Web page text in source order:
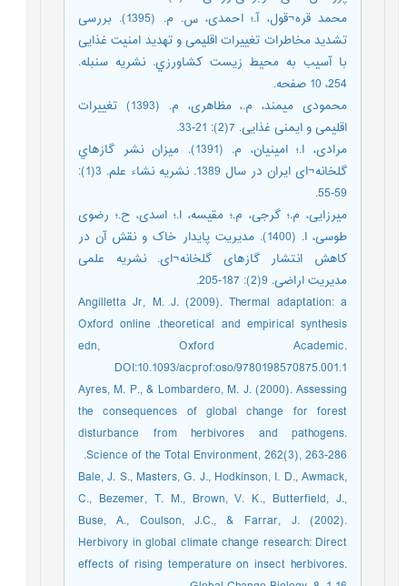
محمد قره¬قول، آ.؛ احمدی، س. م. (1395). بررسی
تشديد مخاطرات تغييرات اقليمی و تهديد امنيت غذايی
با آسيب به محيط زيست كشاورزي. نشریه سنبله.
254، 10 صفحه.
محمودی میمند، م.، مظاهری، م. (1393) تغییرات
اقلیمی و ایمنی غذایی. 7(2): 21-33.
مرادی، ا.؛ امینیان، م. (1391). میزان نشر گازهاي
گلخانه¬ای ايران در سال 1389. نشریه نشاء علم. 3(1):
59-55.
میرزایی، م.؛ گرجی، م.؛ مقیسه، ا.؛ اسدی، ح.؛ رضوی
طوسی، ا. (1400). مدیریت پایدار خاک و نقش آن در
کاهش انتشار گازهای گلخانه¬ای. نشریه علمی
مدیریت اراضی. 9(2): 187-205.
Angilletta Jr, M. J. (2009). Thermal adaptation: a
theoretical and empirical synthesis.‏ Oxford online
edn, Oxford Academic.
DOI:10.1093/acprof:oso/9780198570875.001.1
Ayres, M. P., & Lombardero, M. J. (2000). Assessing
the consequences of global change for forest
disturbance from herbivores and pathogens.
Science of the Total Environment, 262(3), 263-286.‏
Bale, J. S., Masters, G. J., Hodkinson, I. D., Awmack,
C., Bezemer, T. M., Brown, V. K., Butterfield, J.,
Buse, A., Coulson, J.C., & Farrar, J. (2002).
Herbivory in global climate change research: Direct
effects of rising temperature on insect herbivores.